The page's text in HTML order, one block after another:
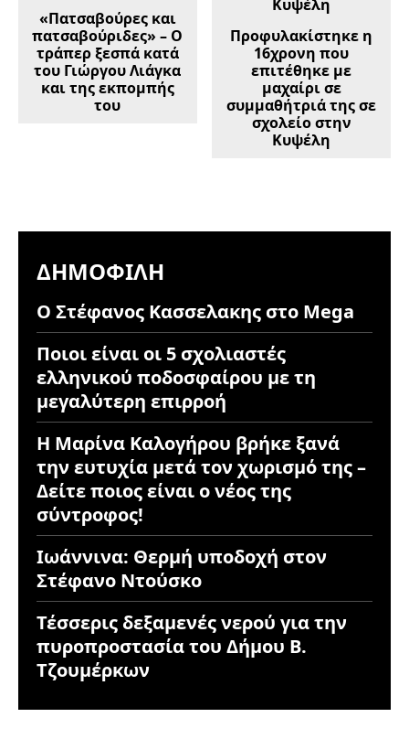
«Πατσαβούρες και
πατσαβούριδες» – Ο
τράπερ ξεσπά κατά
του Γιώργου Λιάγκα
και της εκπομπής
του
Προφυλακίστηκε η
16χρονη που
επιτέθηκε με
μαχαίρι σε
συμμαθήτριά της σε
σχολείο στην
Κυψέλη
ΔΗΜΟΦΙΛΉ
Ο Στέφανος Κασσελακης στο Mega
Ποιοι είναι οι 5 σχολιαστές
ελληνικού ποδοσφαίρου με τη
μεγαλύτερη επιρροή
Η Μαρίνα Καλογήρου βρήκε ξανά
την ευτυχία μετά τον χωρισμό της –
Δείτε ποιος είναι ο νέος της
σύντροφος!
Ιωάννινα: Θερμή υποδοχή στον
Στέφανο Ντούσκο
Τέσσερις δεξαμενές νερού για την
πυροπροστασία του Δήμου Β.
Τζουμέρκων